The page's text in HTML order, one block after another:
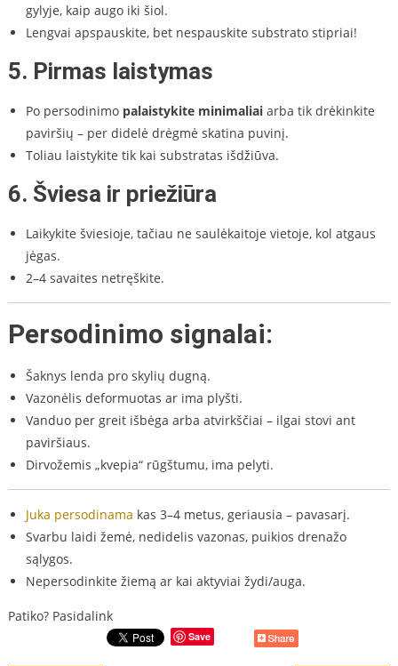
gylyje, kaip augo iki šiol.
Lengvai apspauskite, bet nespauskite substrato stipriai!
5. Pirmas laistymas
Po persodinimo palaistykite minimaliaiarba tik drėkinkite
paviršių – per didelė drėgmė skatina puvinį.
Toliau laistykite tik kai substratas išdžiūva.
6. Šviesa ir priežiūra
Laikykite šviesioje, tačiau ne saulėkaitoje vietoje, kol atgaus
jėgas.
2–4 savaites netręškite.
Persodinimo signalai:
Šaknys lenda pro skylių dugną.
Vazonėlis deformuotas ar ima plyšti.
Vanduo per greit išbėga arba atvirkščiai – ilgai stovi ant
paviršiaus.
Dirvožemis „kvepia“ rūgštumu, ima pelyti.
Juka persodinama kas 3–4 metus, geriausia – pavasarį.
Svarbu laidi žemė, nedidelis vazonas, puikios drenažo
sąlygos.
Nepersodinkite žiemą ar kai aktyviai žydi/auga.
Patiko? Pasidalink
Save